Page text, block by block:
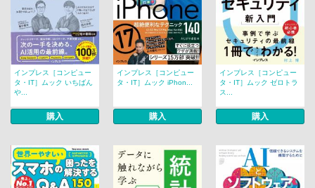
インプレス［コンピュー
タ・IT］ムック いちばん
や...
購入
インプレス［コンピュー
タ・IT］ムック iPhon...
購入
インプレス［コンピュー
タ・IT］ムック ゼロトラ
ス...
購入